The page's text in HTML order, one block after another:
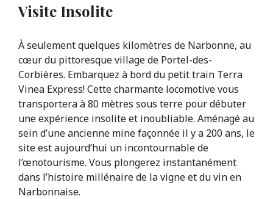
Visite Insolite
À seulement quelques kilomètres de Narbonne, au
cœur du pittoresque village de Portel-des-
Corbières. Embarquez à bord du petit train Terra
Vinea Express! Cette charmante locomotive vous
transportera à 80 mètres sous terre pour débuter
une expérience insolite et inoubliable. Aménagé au
sein d’une ancienne mine façonnée il y a 200 ans, le
site est aujourd’hui un incontournable de
l’œnotourisme. Vous plongerez instantanément
dans l’histoire millénaire de la vigne et du vin en
Narbonnaise.